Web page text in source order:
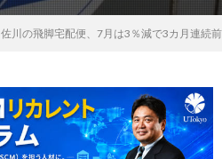
佐川の飛脚宅配便、7月は3％減で3カ月連続